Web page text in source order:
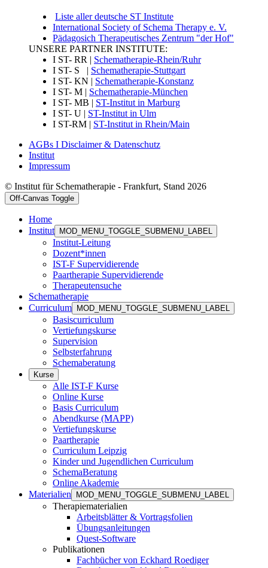
Liste aller deutsche ST Institute
International Society of Schema Therapy e. V.
Pädagosich Therapeutisches Zentrum "der Hof"
UNSERE PARTNER INSTITUTE:
I ST- RR | Schematherapie-Rhein/Ruhr
I ST- S | Schematherapie-Stuttgart
I ST- KN | Schematherapie-Konstanz
I ST- M | Schematherapie-München
I ST- MB | ST-Institut in Marburg
I ST- U | ST-Institut in Ulm
I ST-RM | ST-Institut in Rhein/Main
AGBs I Disclaimer & Datenschutz
Institut
Impressum
© Institut für Schematherapie - Frankfurt, Stand 2026
Off-Canvas Toggle
Home
Institut MOD_MENU_TOGGLE_SUBMENU_LABEL
Institut-Leitung
Dozent*innen
IST-F Supervidierende
Paartherapie Supervidierende
Therapeutensuche
Schematherapie
Curriculum MOD_MENU_TOGGLE_SUBMENU_LABEL
Basiscurriculum
Vertiefungskurse
Supervision
Selbsterfahrung
Schemaberatung
Kurse
Alle IST-F Kurse
Online Kurse
Basis Curriculum
Abendkurse (MAPP)
Vertiefungskurse
Paartherapie
Curriculum Leipzig
Kinder und Jugendlichen Curriculum
SchemaBeratung
Online Akademie
Materialien
MOD_MENU_TOGGLE_SUBMENU_LABEL
Therapiematerialien
Arbeitsblätter & Vortragsfolien
Übungsanleitungen
Quest-Software
Publikationen
Fachbücher von Eckhard Roediger